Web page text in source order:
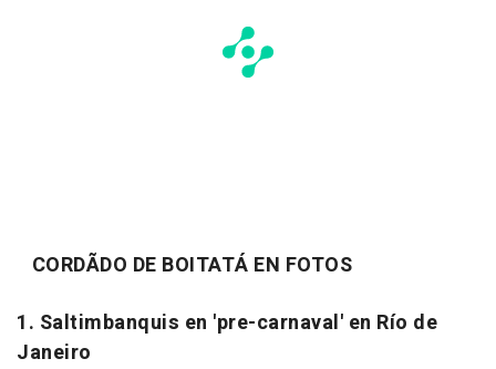
CORDÃDO DE BOITATÁ EN FOTOS
1. Saltimbanquis en 'pre-carnaval' en Río de
Janeiro